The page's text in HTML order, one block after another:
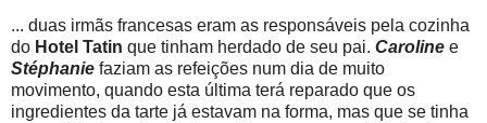
... duas irmãs francesas eram as responsáveis pela cozinha
do Hotel Tatin que tinham herdado de seu pai. Caroline e
Stéphanie faziam as refeições num dia de muito
movimento, quando esta última terá reparado que os
ingredientes da tarte já estavam na forma, mas que se tinha